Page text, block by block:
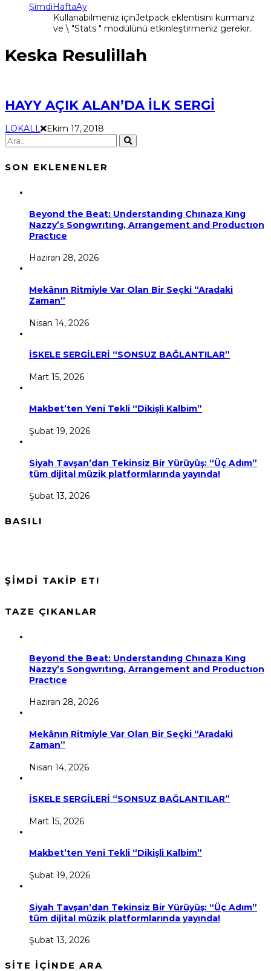
ŞimdiHaftaAy
Kullanabilmeniz içinJetpack eklentisini kurmanız
ve \ "Stats " modülünü etkinleştirmeniz gerekir.
Keska Resulillah
HAYY AÇIK ALAN’DA İLK SERGİ
LOKALL Ekim 17, 2018
SON EKLENENLER
Beyond the Beat: Understandıng Chınaza Kıng
Nazzy’s Songwrıtıng, Arrangement and Productıon
Practıce
Haziran 28, 2026
Mekânın Ritmiyle Var Olan Bir Seçki “Aradaki
Zaman”
Nisan 14, 2026
İSKELE SERGİLERİ “SONSUZ BAĞLANTILAR”
Mart 15, 2026
Makbet’ten Yeni Tekli “Dikişli Kalbim”
Şubat 19, 2026
Siyah Tavşan’dan Tekinsiz Bir Yürüyüş: “Üç Adım”
tüm dijital müzik platformlarında yayında!
Şubat 13, 2026
BASILI
ŞİMDİ TAKİP ET!
TAZE ÇIKANLAR
Beyond the Beat: Understandıng Chınaza Kıng
Nazzy’s Songwrıtıng, Arrangement and Productıon
Practıce
Haziran 28, 2026
Mekânın Ritmiyle Var Olan Bir Seçki “Aradaki
Zaman”
Nisan 14, 2026
İSKELE SERGİLERİ “SONSUZ BAĞLANTILAR”
Mart 15, 2026
Makbet’ten Yeni Tekli “Dikişli Kalbim”
Şubat 19, 2026
Siyah Tavşan’dan Tekinsiz Bir Yürüyüş: “Üç Adım”
tüm dijital müzik platformlarında yayında!
Şubat 13, 2026
SİTE İÇİNDE ARA